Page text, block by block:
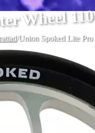
Wheel
/Union Spoked Lite